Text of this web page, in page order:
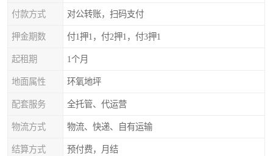
付款方式 对公转账，扫码支付
押金期数 付1押1，付2押1，付3押1
起租期 1个月
地面属性 环氧地坪
配套服务 全托管、代运营
物流方式 物流、快递、自有运输
结算方式 预付费，月结